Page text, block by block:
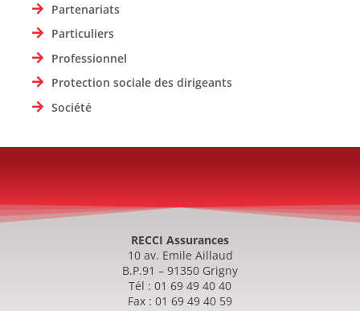
Partenariats
Particuliers
Professionnel
Protection sociale des dirigeants
Société
RECCI Assurances
10 av. Emile Aillaud
B.P.91 – 91350 Grigny
Tél : 01 69 49 40 40
Fax : 01 69 49 40 59